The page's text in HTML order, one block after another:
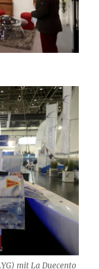
mit La Duecento